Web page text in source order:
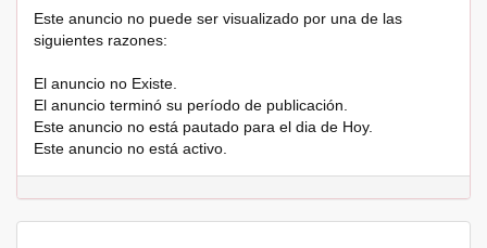
Este anuncio no puede ser visualizado por una de las
siguientes razones:
El anuncio no Existe.
El anuncio terminó su período de publicación.
Este anuncio no está pautado para el dia de Hoy.
Este anuncio no está activo.